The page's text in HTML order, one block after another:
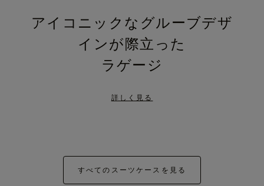
アイコニックなグルーブデザ
インが際立った
ラゲージ
詳しく見る
すべてのスーツケースを見る